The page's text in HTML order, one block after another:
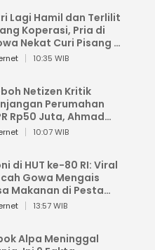
Lagi Hamil dan Terlilit
Koperasi, Pria di
Nekat Curi Pisang 4
Milik Tetangga,
10:35 WIB
Netizen Kritik
Perumahan
Rp50 Juta, Ahmad
Enggak Senang
10:07 WIB
di HUT ke-80 RI: Viral
Gowa Mengais
Makanan di Pesta
13:57 WIB
Alpa Meninggal